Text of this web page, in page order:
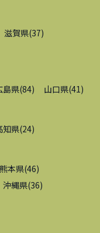
滋賀県(37)
島県(84) 山口県(41)
知県(24)
熊本県(46)
沖縄県(36)